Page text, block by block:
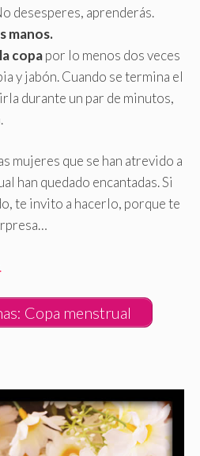
desesperes, aprenderás.
manos.
copapor lo menos dos veces
y jabón. Cuando se termina el
durante un par de minutos,
mujeres que se han atrevido a
han quedado encantadas. Si
te invito a hacerlo, porque te
Copa menstrual